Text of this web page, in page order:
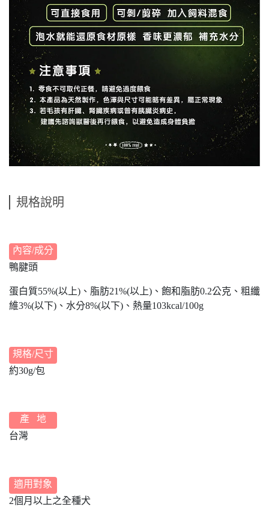
規格說明
內容/成分
鴨腱頭
蛋白質55%(以上)、脂肪21%(以上)、飽和脂肪0.2公克、粗纖
維3%(以下)、水分8%(以下)、熱量103kcal/100g
規格/尺寸
約30g/包
產 地
台灣
適用對象
2個月以上之全種犬